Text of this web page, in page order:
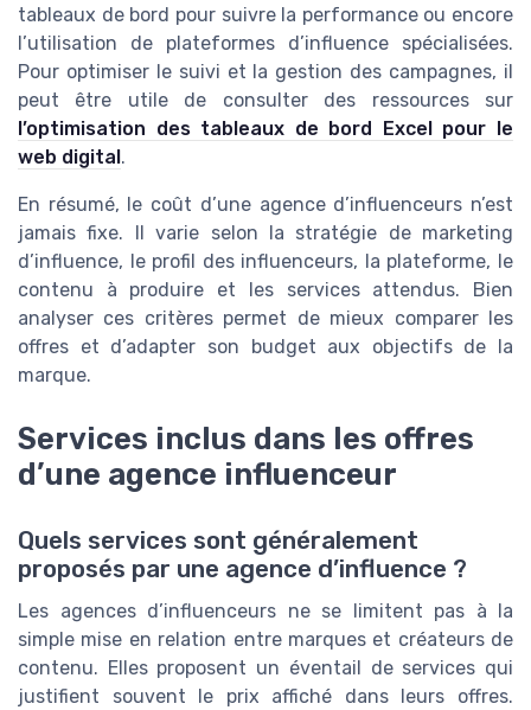
tableaux de bord pour suivre la performance ou encore
l’utilisation de plateformes d’influence spécialisées.
Pour optimiser le suivi et la gestion des campagnes, il
peut être utile de consulter des ressources sur
l’optimisation des tableaux de bord Excel pour le
web digital.
En résumé, le coût d’une agence d’influenceurs n’est
jamais fixe. Il varie selon la stratégie de marketing
d’influence, le profil des influenceurs, la plateforme, le
contenu à produire et les services attendus. Bien
analyser ces critères permet de mieux comparer les
offres et d’adapter son budget aux objectifs de la
marque.
Services inclus dans les offres
d’une agence influenceur
Quels services sont généralement
proposés par une agence d’influence ?
Les agences d’influenceurs ne se limitent pas à la
simple mise en relation entre marques et créateurs de
contenu. Elles proposent un éventail de services qui
justifient souvent le prix affiché dans leurs offres.